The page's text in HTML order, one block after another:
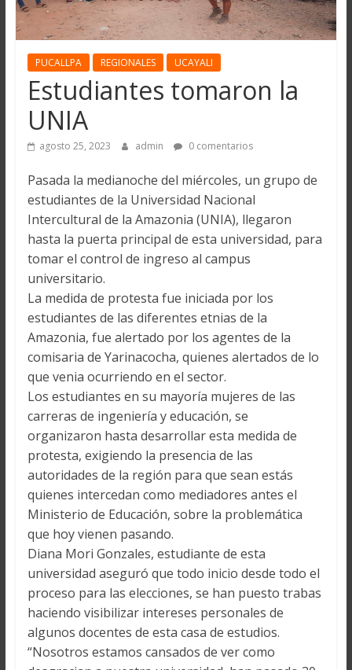
PUCALLPA REGIONALES UCAYALI
Estudiantes tomaron la
UNIA
agosto 25, 2023 admin 0 comentarios
Pasada la medianoche del miércoles, un grupo de
estudiantes de la Universidad Nacional
Intercultural de la Amazonia (UNIA), llegaron
hasta la puerta principal de esta universidad, para
tomar el control de ingreso al campus
universitario.
La medida de protesta fue iniciada por los
estudiantes de las diferentes etnias de la
Amazonia, fue alertado por los agentes de la
comisaria de Yarinacocha, quienes alertados de lo
que venia ocurriendo en el sector.
Los estudiantes en su mayoría mujeres de las
carreras de ingeniería y educación, se
organizaron hasta desarrollar esta medida de
protesta, exigiendo la presencia de las
autoridades de la región para que sean estás
quienes intercedan como mediadores antes el
Ministerio de Educación, sobre la problemática
que hoy vienen pasando.
Diana Mori Gonzales, estudiante de esta
universidad aseguró que todo inicio desde todo el
proceso para las elecciones, se han puesto trabas
haciendo visibilizar intereses personales de
algunos docentes de esta casa de estudios.
“Nosotros estamos cansados de ver como